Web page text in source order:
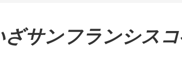
ざサンフランシス